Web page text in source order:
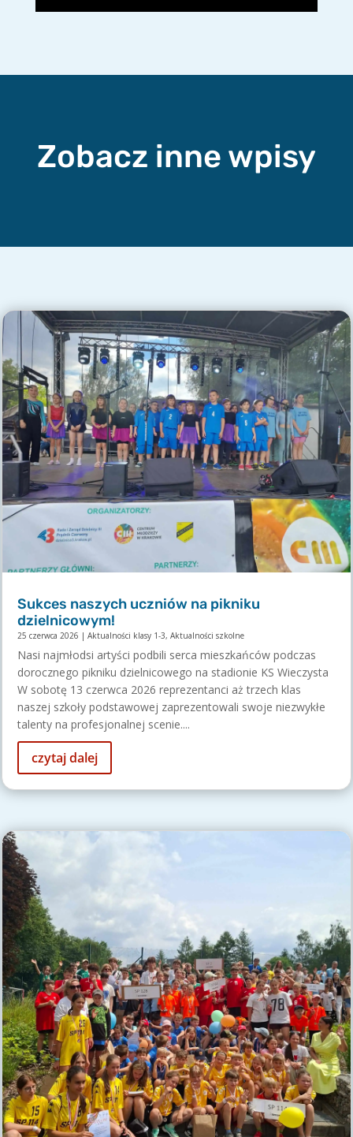
Zobacz inne wpisy
Sukces naszych uczniów na pikniku
dzielnicowym!
25 czerwca 2026 |Aktualności klasy 1-3,Aktualności szkolne
Nasi najmłodsi artyści podbili serca mieszkańców podczas
dorocznego pikniku dzielnicowego na stadionie KS Wieczysta
W sobotę 13 czerwca 2026 reprezentanci aż trzech klas
naszej szkoły podstawowej zaprezentowali swoje niezwykłe
talenty na profesjonalnej scenie....
czytaj dalej